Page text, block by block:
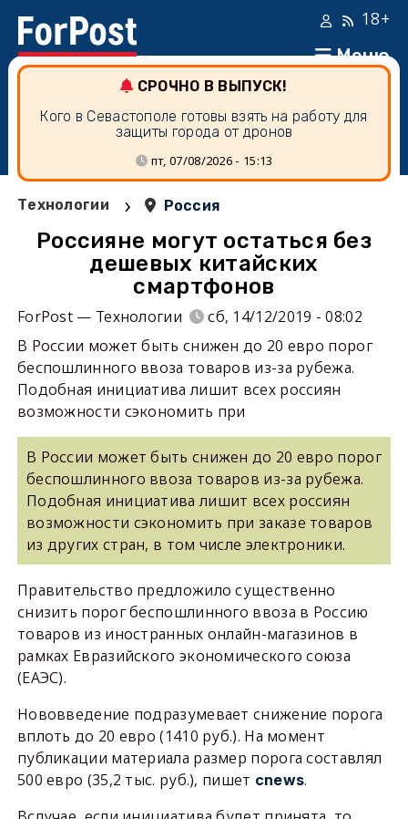
Меню
18+
СРОЧНО В ВЫПУСК!
Кого в Севастополе готовы взять на работу для
защиты города от дронов
пт, 07/08/2026 - 15:13
Технологии › Россия
Россияне могут остаться без
дешевых китайских
смартфонов
ForPost — Технологии
сб, 14/12/2019 - 08:02
В России может быть снижен до 20 евро порог
беспошлинного ввоза товаров из-за рубежа.
Подобная инициатива лишит всех россиян
возможности сэкономить при
В России может быть снижен до 20 евро порог
беспошлинного ввоза товаров из-за рубежа.
Подобная инициатива лишит всех россиян
возможности сэкономить при заказе товаров
из других стран, в том числе электроники.
Правительство предложило существенно
снизить порог беспошлинного ввоза в Россию
товаров из иностранных онлайн-магазинов в
рамках Евразийского экономического союза
(ЕАЭС).
Нововведение подразумевает снижение порога
вплоть до 20 евро (1410 руб.). На момент
публикации материала размер порога составлял
500 евро (35,2 тыс. руб.), пишет cnews.